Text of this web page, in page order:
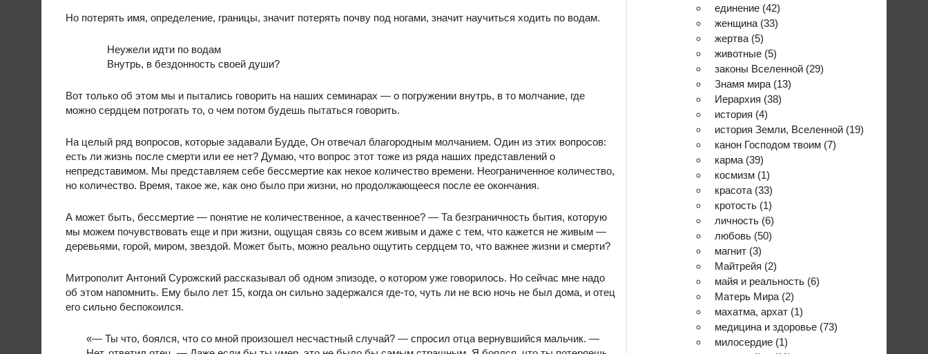
Но потерять имя, определение, границы, значит потерять почву под ногами, значит научиться ходить по водам.
Неужели идти по водам
Внутрь, в бездонность своей души?
Вот только об этом мы и пытались говорить на наших семинарах — о погружении внутрь, в то молчание, где
можно сердцем потрогать то, о чем потом будешь пытаться говорить.
На целый ряд вопросов, которые задавали Будде, Он отвечал благородным молчанием. Один из этих вопросов:
есть ли жизнь после смерти или ее нет? Думаю, что вопрос этот тоже из ряда наших представлений о
непредставимом. Мы представляем себе бессмертие как некое количество времени. Неограниченное количество,
но количество. Время, такое же, как оно было при жизни, но продолжающееся после ее окончания.
А может быть, бессмертие — понятие не количественное, а качественное? — Та безграничность бытия, которую
мы можем почувствовать еще и при жизни, ощущая связь со всем живым и даже с тем, что кажется не живым —
деревьями, горой, миром, звездой. Может быть, можно реально ощутить сердцем то, что важнее жизни и смерти?
Митрополит Антоний Сурожский рассказывал об одном эпизоде, о котором уже говорилось. Но сейчас мне надо
об этом напомнить. Ему было лет 15, когда он сильно задержался где-то, чуть ли не всю ночь не был дома, и отец
его сильно беспокоился.
«— Ты что, боялся, что со мной произошел несчастный случай? — спросил отца вернувшийся мальчик. —
единение (42)
женщина (33)
жертва (5)
животные (5)
законы Вселенной (29)
Знамя мира (13)
Иерархия (38)
история (4)
история Земли, Вселенной (19)
канон Господом твоим (7)
карма (39)
космизм (1)
красота (33)
кротость (1)
личность (6)
любовь (50)
магнит (3)
Майтрейя (2)
майя и реальность (6)
Матерь Мира (2)
махатма, архат (1)
медицина и здоровье (73)
милосердие (1)